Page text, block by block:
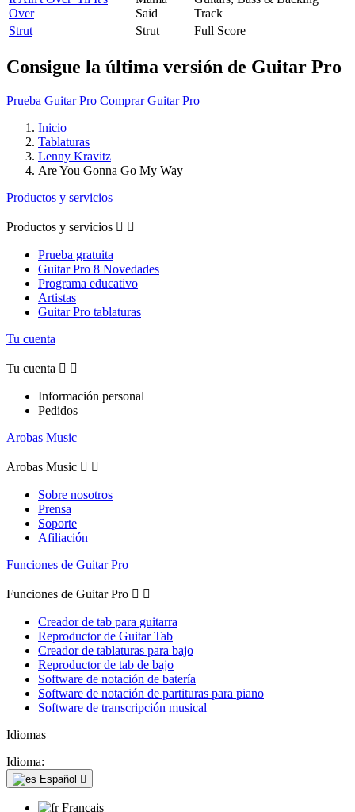
Over
Said
Track
Strut
Strut Full Score
Consigue la última versión de Guitar Pro
Prueba Guitar Pro Comprar Guitar Pro
Inicio
Tablaturas
Lenny Kravitz
Are You Gonna Go My Way
Productos y servicios
Productos y servicios  
Prueba gratuita
Guitar Pro 8 Novedades
Programa educativo
Artistas
Guitar Pro tablaturas
Tu cuenta
Tu cuenta  
Información personal
Pedidos
Arobas Music
Arobas Music  
Sobre nosotros
Prensa
Soporte
Afiliación
Funciones de Guitar Pro
Funciones de Guitar Pro  
Creador de tab para guitarra
Reproductor de Guitar Tab
Creador de tablaturas para bajo
Reproductor de tab de bajo
Software de notación de batería
Software de notación de partituras para piano
Software de transcripción musical
Idiomas
Idioma:
Español 
Français